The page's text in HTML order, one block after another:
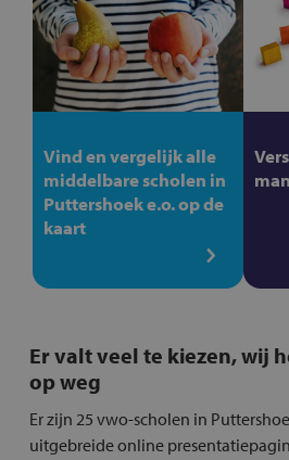
Vind en vergelijk alle
middelbare scholen in
Puttershoek e.o. op de
kaart
Er valt veel te kiezen, wij
op weg
Er zijn 25 vwo-scholen in
uitgebreide online